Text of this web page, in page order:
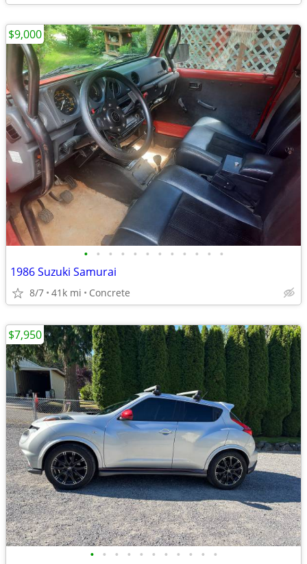
• • • • • • • • • • • •
1986 Suzuki Samurai
8/7 41k mi Concrete
$9,000
• • • • • • • • • • •
$7,950